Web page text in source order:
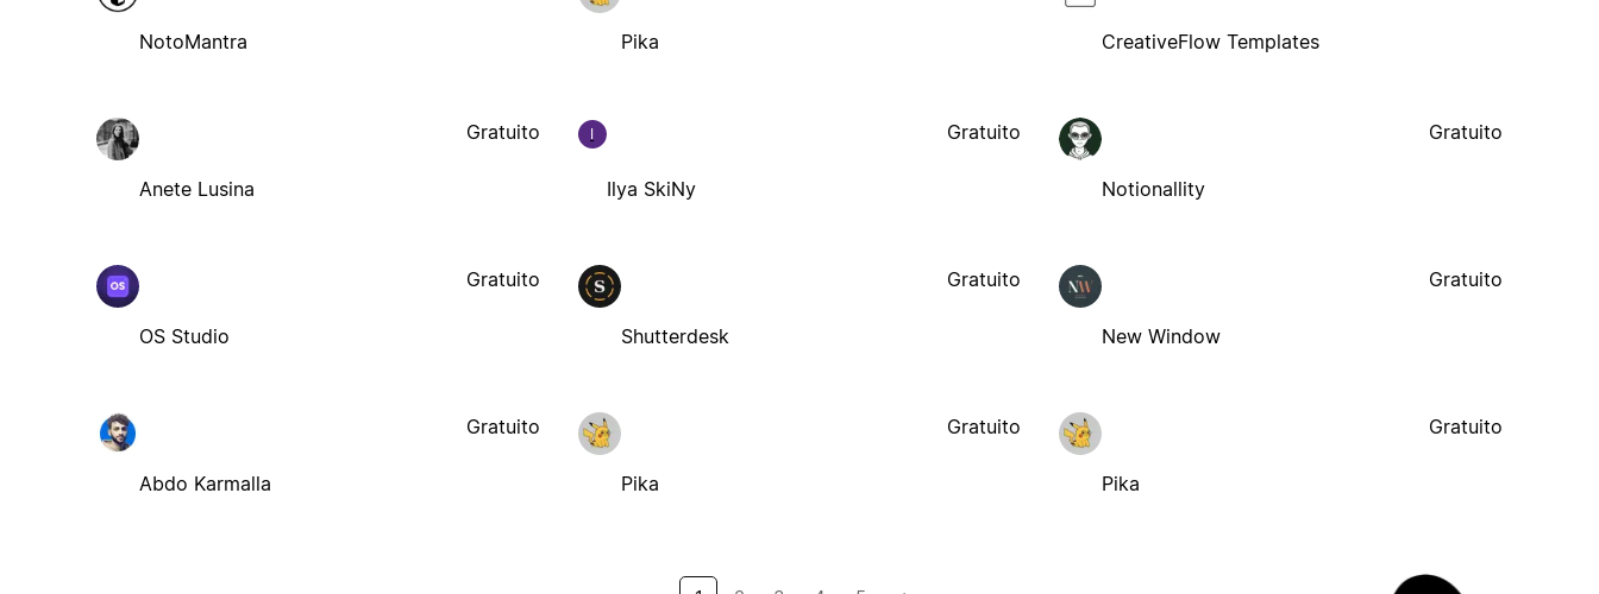
NotoMantra Pika CreativeFlow Templates
Anete Lusina
Gratuito I
Ilya SkiNy
Gratuito
Notionallity
Gratuito
OS Studio
Gratuito
Shutterdesk
Gratuito
New Window
Gratuito
Abdo Karmalla
Gratuito
Pika
Gratuito
Pika
Gratuito